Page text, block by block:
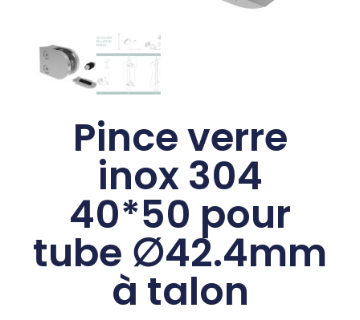
Pince verre
inox 304
40*50 pour
tube ∅42.4mm
à talon